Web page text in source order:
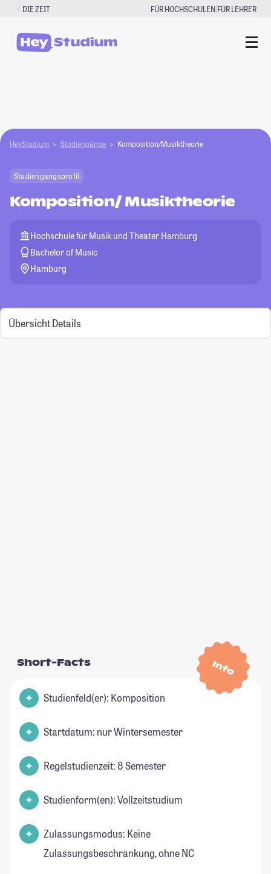
Zum
springen
DIE ZEIT FÜR HOCHSCHULEN|FÜR LEHRER
HeyStudium Studiengänge Komposition/Musiktheorie
Studiengangsprofil
Komposition/ Musiktheorie
Hochschule für Musik und Theater Hamburg
Bachelor of Music
Hamburg
Übersicht Details
Info
Short-Facts
Studienfeld(er): Komposition
Startdatum: nur Wintersemester
Regelstudienzeit: 8 Semester
Studienform(en): Vollzeitstudium
Zulassungsmodus: Keine
Zulassungsbeschränkung, ohne NC